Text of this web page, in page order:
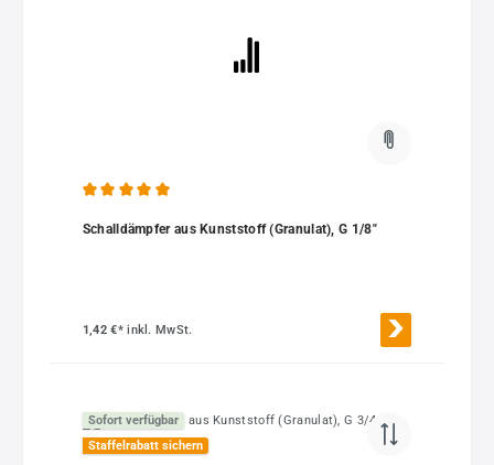
Schalldämpfer aus Kunststoff (Granulat), G 1/8"
1,42 €*inkl. MwSt.
Sofort verfügbar
Staffelrabatt sichern